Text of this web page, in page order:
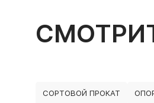
СОРТОВОЙ ПРОКАТ